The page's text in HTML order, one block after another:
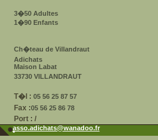
3�50 Adultes
1�90 Enfants
Ch�teau de Villandraut
Adichats
Maison Labat
33730 VILLANDRAUT
T�l : 05 56 25 87 57
Fax :05 56 25 86 78
Port : /
asso.adichats@wanadoo.fr